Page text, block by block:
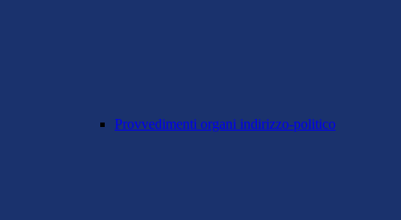
Provvedimenti organi indirizzo-politico